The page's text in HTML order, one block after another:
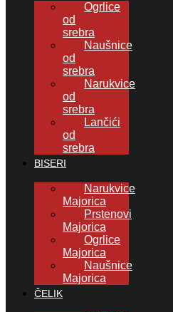
Ogrlice
od
srebra
Naušnice
od
srebra
Narukvice
od
srebra
Lančići
od
srebra
BISERI
Narukvice
Majorica
Prstenovi
Majorica
Ogrlice
Majorica
Naušnice
Majorica
ČELIK